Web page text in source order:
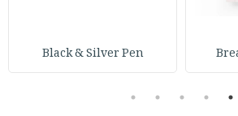
Black & Silver Pen
1
2
3
4
5